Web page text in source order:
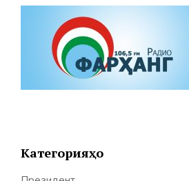
Категорияҳо